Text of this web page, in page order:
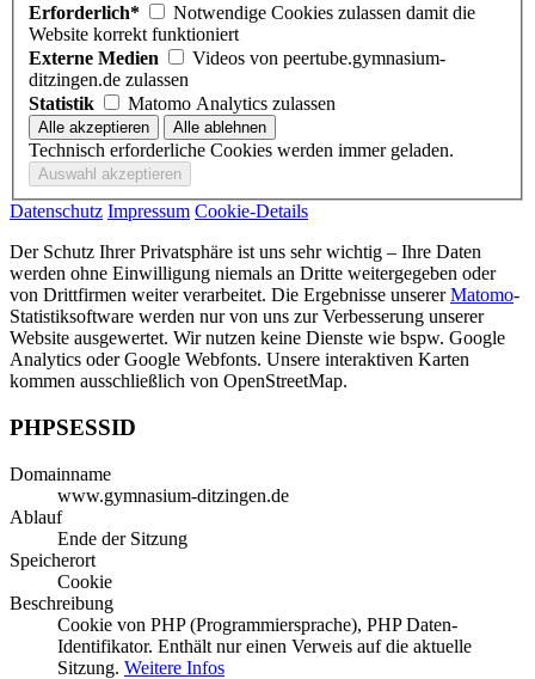
Erforderlich*
Notwendige Cookies zulassen damit die
Website korrekt funktioniert
Externe Medien
Videos von peertube.gymnasium-
ditzingen.de zulassen
Statistik
Matomo Analytics zulassen
Technisch erforderliche Cookies werden immer geladen.
Datenschutz Impressum Cookie-Details
Der Schutz Ihrer Privatsphäre ist uns sehr wichtig – Ihre Daten
werden ohne Einwilligung niemals an Dritte weitergegeben oder
von Drittfirmen weiter verarbeitet. Die Ergebnisse unsererMatomo-
Statistiksoftware werden nur von uns zur Verbesserung unserer
Website ausgewertet. Wir nutzen keine Dienste wie bspw. Google
Analytics oder Google Webfonts. Unsere interaktiven Karten
kommen ausschließlich von OpenStreetMap.
PHPSESSID
Domainname
www.gymnasium-ditzingen.de
Ablauf
Ende der Sitzung
Speicherort
Cookie
Beschreibung
Cookie von PHP (Programmiersprache), PHP Daten-
Identifikator. Enthält nur einen Verweis auf die aktuelle
Sitzung. Weitere Infos